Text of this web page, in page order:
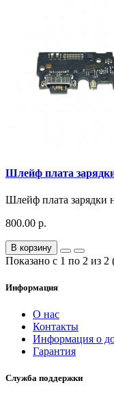
Шлейф плата
Шлейф плата зарядки
800.00 р.
В корзину
Показано с 1 по 2 из 2
Информация
О нас
Контакты
Информация о
Гарантия
Служба поддержки